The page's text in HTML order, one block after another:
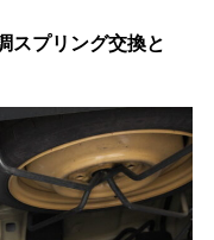
スプリング交換と